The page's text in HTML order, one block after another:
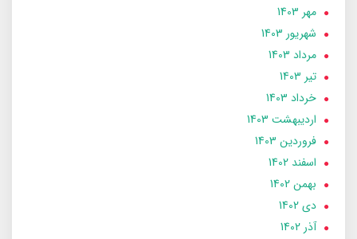
مهر 1403
شهریور 1403
مرداد 1403
تير 1403
خرداد 1403
ارديبهشت 1403
فروردین 1403
اسفند 1402
بهمن 1402
دی 1402
آذر 1402